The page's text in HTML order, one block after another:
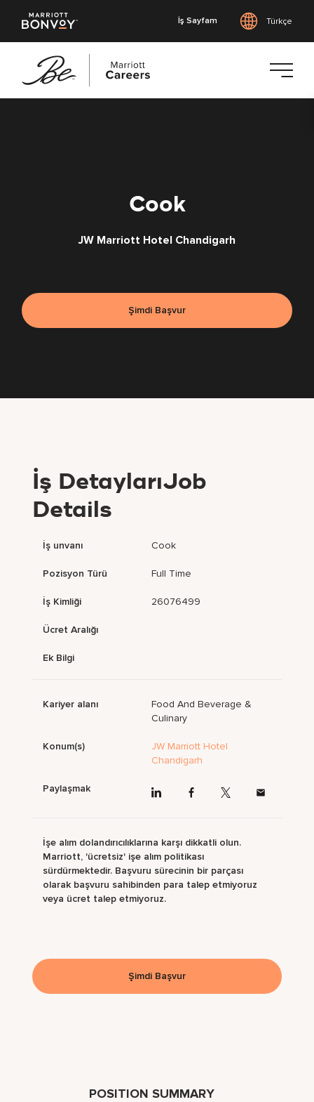
İş Sayfam Türkçe
Cook
JW Marriott Hotel Chandigarh
Şimdi Başvur
POSITION SUMMARY
İş DetaylarıJob
Details
İş unvanı Cook
Pozisyon Türü Full Time
İş Kimliği 26076499
Ücret Aralığı
Ek Bilgi
Kariyer alanı
Food And Beverage &
Culinary
Konum(s)
JW Marriott Hotel
Chandigarh
Paylaşmak
İşe alım dolandırıcılıklarına karşı dikkatli olun.
Marriott, 'ücretsiz' işe alım politikası
sürdürmektedir. Başvuru sürecinin bir parçası
olarak başvuru sahibinden para talep etmiyoruz
veya ücret talep etmiyoruz.
Şimdi Başvur